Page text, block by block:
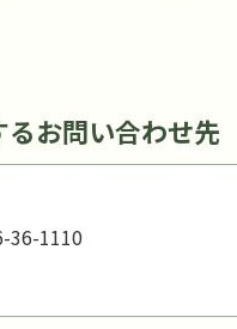
お問い合わせ先
36-1110